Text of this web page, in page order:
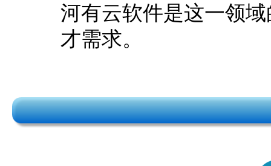
河有云软件是这一领
才需求。